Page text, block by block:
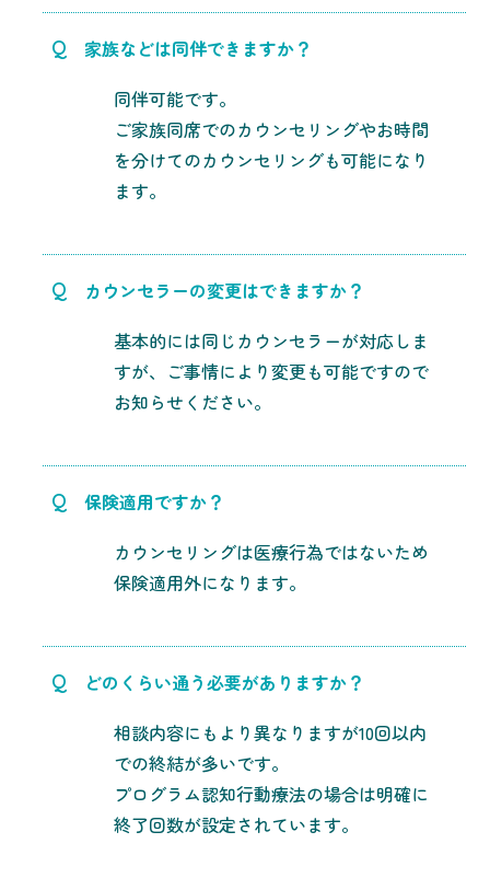
Q
家族などは同伴できますか？
同伴可能です。
ご家族同席でのカウンセリングやお時間
を分けてのカウンセリングも可能になり
ます。
Q
カウンセラーの変更はできますか？
基本的には同じカウンセラーが対応しま
すが、ご事情により変更も可能ですので
お知らせください。
Q
保険適用ですか？
カウンセリングは医療行為ではないため
保険適用外になります。
Q
どのくらい通う必要がありますか？
相談内容にもより異なりますが10回以内
での終結が多いです。
プログラム認知行動療法の場合は明確に
終了回数が設定されています。